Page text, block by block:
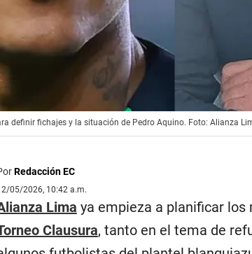
definir fichajes y la situación de Pedro Aquino. Foto: Alianza
Redacción EC
05/2026, 10:42 a.m.
Lima ya empieza a planificar
Clausura, tanto en el tema de